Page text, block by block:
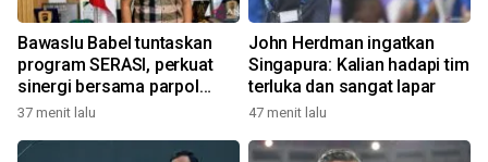
Bawaslu Babel tuntaskan
program SERASI, perkuat
sinergi bersama parpol
menuju tahapan Pemilu
37 menit lalu
John Herdman ingatkan
Singapura: Kalian hadapi tim
terluka dan sangat lapar
47 menit lalu